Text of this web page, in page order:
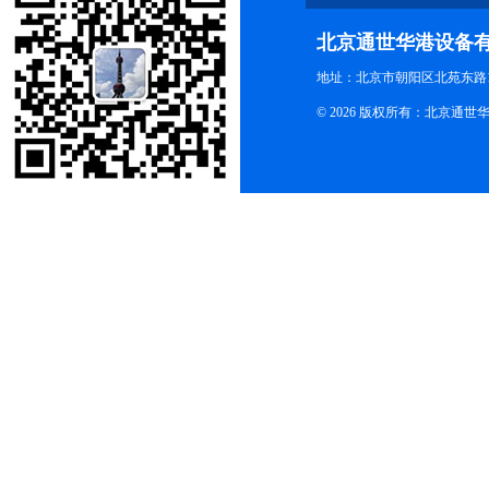
北京通世华港设备
地址：北京市朝阳区北苑东路
© 2026 版权所有：北京通世